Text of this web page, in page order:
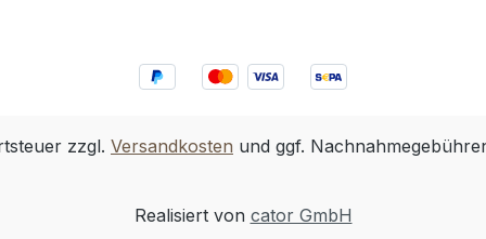
zzgl. Versandkosten und ggf.
Realisiert von cator GmbH